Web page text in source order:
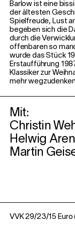
Barlow ist eine
der ältesten
Spielfreude, Lust
begeben sich die
durch die
offenbaren so
wurde das Stück
Erstaufführung
Klassiker zur
mehr
Mit:
Christin
Helwig
Martin
VVK 29/23/15 Euro